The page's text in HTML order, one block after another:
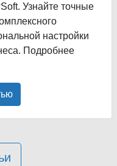
Узнайте точные
настройки
Подробнее